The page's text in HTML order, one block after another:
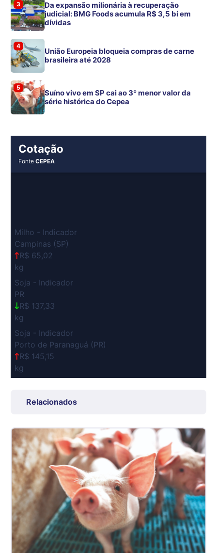
3
Da expansão milionária à recuperação
judicial: BMG Foods acumula R$ 3,5 bi em
dívidas
4
União Europeia bloqueia compras de carne
brasileira até 2028
5
Suíno vivo em SP cai ao 3º menor valor da
série histórica do Cepea
Cotação
FonteCEPEA
Milho - Indicador
Campinas (SP)
R$ 65,02
kg
Soja - Indicador
PR
R$ 137,33
kg
Soja - Indicador
Porto de Paranaguá (PR)
R$ 145,15
kg
R$ 7,53
Suíno - Estadual
SP
R$ 5,06
kg
Suíno - Estadual
MG
R$ 5,04
kg
Suíno - Estadual
Relacionados